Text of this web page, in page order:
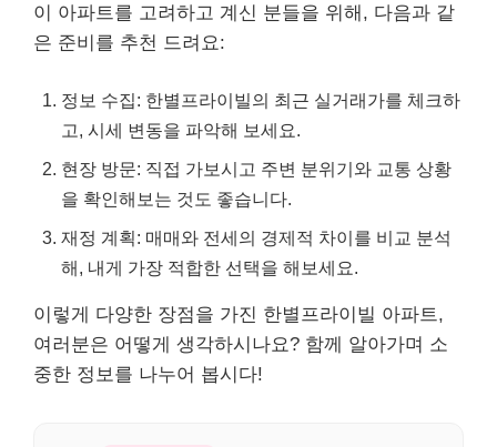
이 아파트를 고려하고 계신 분들을 위해, 다음과 같
은 준비를 추천 드려요:
정보 수집: 한별프라이빌의 최근 실거래가를 체크하
고, 시세 변동을 파악해 보세요.
현장 방문: 직접 가보시고 주변 분위기와 교통 상황
을 확인해보는 것도 좋습니다.
재정 계획: 매매와 전세의 경제적 차이를 비교 분석
해, 내게 가장 적합한 선택을 해보세요.
이렇게 다양한 장점을 가진 한별프라이빌 아파트,
여러분은 어떻게 생각하시나요? 함께 알아가며 소
중한 정보를 나누어 봅시다!